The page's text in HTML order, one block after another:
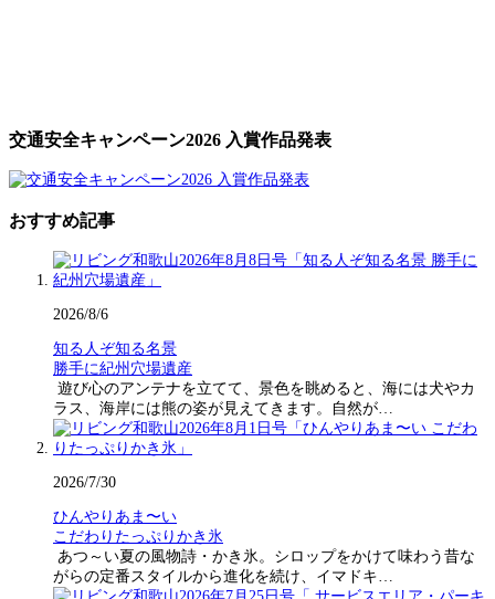
交通安全キャンペーン2026 入賞作品発表
おすすめ記事
2026/8/6
知る人ぞ知る名景
勝手に紀州穴場遺産
遊び心のアンテナを立てて、景色を眺めると、海には犬やカ
ラス、海岸には熊の姿が見えてきます。自然が…
2026/7/30
ひんやりあま〜い
こだわりたっぷりかき氷
あつ～い夏の風物詩・かき氷。シロップをかけて味わう昔な
がらの定番スタイルから進化を続け、イマドキ…